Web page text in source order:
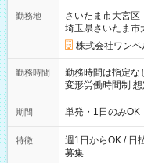
勤務地
さいたま市大宮区
埼玉県さいたま市
株式会社ワンベ
勤務時間
勤務時間は指定な
変形労働時間制 想定労働時
～21：00
期間 単発・1日のみOK
特徴
週1日からOK / 日
募集